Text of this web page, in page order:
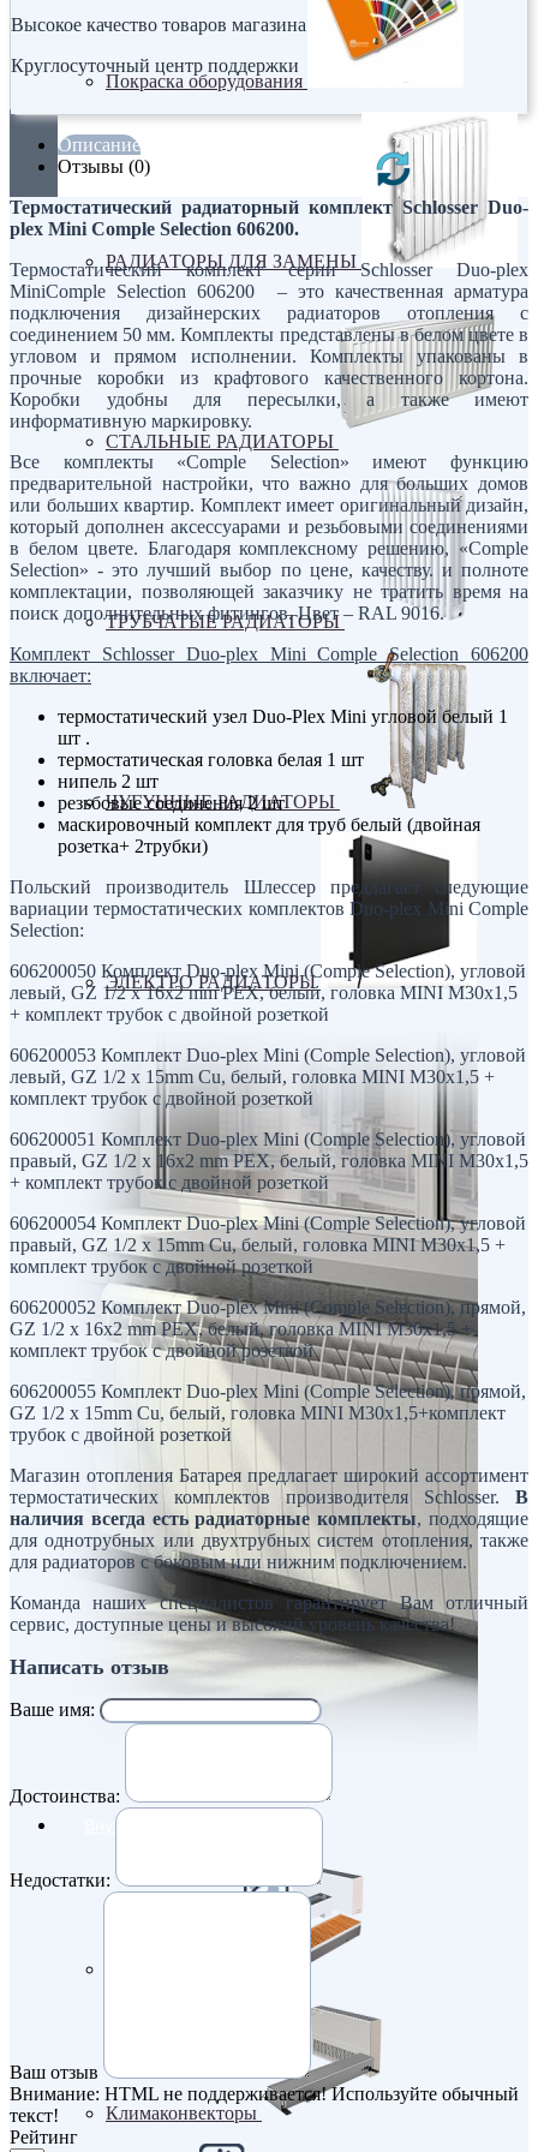
Покраска оборудования
РАДИАТОРЫ ДЛЯ ЗАМЕНЫ
СТАЛЬНЫЕ РАДИАТОРЫ
ТРУБЧАТЫЕ РАДИАТОРЫ
ЧУГУННЫЕ РАДИАТОРЫ
ЭЛЕКТРО РАДИАТОРЫ
Внутрипольные конвекторы
Климаконвекторы
Высокое качество товаров магазина
Круглосуточный центр поддержки
Описание
Отзывы (0)
Термостатический радиаторный комплект Schlosser Duo-
plex Mini Comple Selection 606200.
Термостатический комплект серии Schlosser Duo-plex
MiniComple Selection 606200 – это качественная арматура
подключения дизайнерских радиаторов отопления с
соединением 50 мм. Комплекты представлены в белом цвете в
угловом и прямом исполнении. Комплекты упакованы в
прочные коробки из крафтового качественного кортона.
Коробки удобны для пересылки, а также имеют
информативную маркировку.
Все комплекты «Comple Selection» имеют функцию
предварительной настройки, что важно для больших домов
или больших квартир. Комплект имеет оригинальный дизайн,
который дополнен аксессуарами и резьбовыми соединениями
в белом цвете. Благодаря комплексному решению, «Comple
Selection» - это лучший выбор по цене, качеству. и полноте
комплектации, позволяющей заказчику не тратить время на
поиск дополнительных фитингов. Цвет – RAL 9016.
Комплект Schlosser Duo-plex Mini Comple Selection 606200
включает:
термостатический узел Duo-Plex Mini угловой белый 1
шт .
термостатическая головка белая 1 шт
нипель 2 шт
резьбовые соединения 2 шт
маскировочный комплект для труб белый (двойная
розетка+ 2трубки)
Польский производитель Шлессер предлагает следующие
вариации термостатических комплектов Duo-plex Mini Comple
Selection:
606200050 Комплект Duo-plex Mini (Comple Selection), угловой
левый, GZ 1/2 x 16х2 mm PEX, белый, головка MINI M30x1,5
+ комплект трубок с двойной розеткой
606200053 Комплект Duo-plex Mini (Comple Selection), угловой
левый, GZ 1/2 x 15mm Cu, белый, головка MINI M30x1,5 +
комплект трубок с двойной розеткой
606200051 Комплект Duo-plex Mini (Comple Selection), угловой
правый, GZ 1/2 x 16х2 mm PEX, белый, головка MINI M30x1,5
+ комплект трубок с двойной розеткой
606200054 Комплект Duo-plex Mini (Comple Selection), угловой
правый, GZ 1/2 x 15mm Cu, белый, головка MINI M30x1,5 +
комплект трубок с двойной розеткой
606200052 Комплект Duo-plex Mini (Comple Selection), прямой,
GZ 1/2 x 16х2 mm PEX, белый, головка MINI M30x1,5 +
комплект трубок с двойной розеткой
606200055 Комплект Duo-plex Mini (Comple Selection), прямой,
GZ 1/2 x 15mm Cu, белый, головка MINI M30x1,5+комплект
трубок с двойной розеткой
Магазин отопления Батарея предлагает широкий ассортимент
термостатических комплектов производителя Schlosser. В
наличия всегда есть радиаторные комплекты, подходящие
для однотрубных или двухтрубных систем отопления, также
для радиаторов с боковым или нижним подключением.
Команда наших специалистов гарантирует Вам отличный
сервис, доступные цены и высокий уровень качества!
Написать отзыв
Ваше имя:
Достоинства:
Недостатки:
Ваш отзыв
Внимание: HTML не поддерживается! Используйте обычный
текст!
Рейтинг